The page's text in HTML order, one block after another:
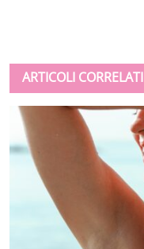
ARTICOLI CORRELATI